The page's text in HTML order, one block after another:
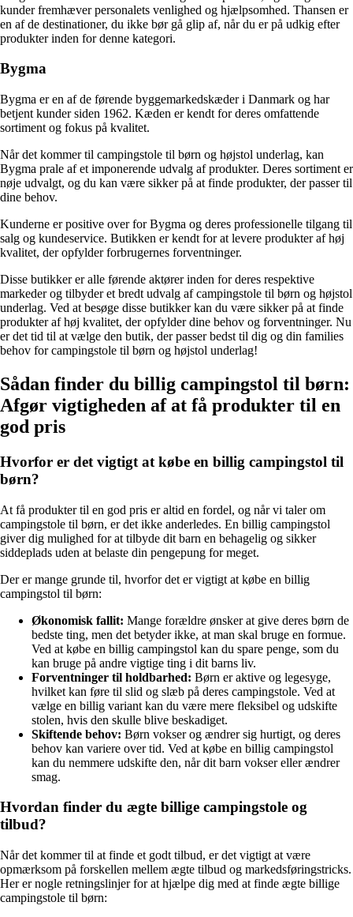
kunder fremhæver personalets venlighed og hjælpsomhed. Thansen er
en af de destinationer, du ikke bør gå glip af, når du er på udkig efter
produkter inden for denne kategori.
Bygma
Bygma er en af de førende byggemarkedskæder i Danmark og har
betjent kunder siden 1962. Kæden er kendt for deres omfattende
sortiment og fokus på kvalitet.
Når det kommer til campingstole til børn og højstol underlag, kan
Bygma prale af et imponerende udvalg af produkter. Deres sortiment er
nøje udvalgt, og du kan være sikker på at finde produkter, der passer til
dine behov.
Kunderne er positive over for Bygma og deres professionelle tilgang til
salg og kundeservice. Butikken er kendt for at levere produkter af høj
kvalitet, der opfylder forbrugernes forventninger.
Disse butikker er alle førende aktører inden for deres respektive
markeder og tilbyder et bredt udvalg af campingstole til børn og højstol
underlag. Ved at besøge disse butikker kan du være sikker på at finde
produkter af høj kvalitet, der opfylder dine behov og forventninger. Nu
er det tid til at vælge den butik, der passer bedst til dig og din families
behov for campingstole til børn og højstol underlag!
Sådan finder du billig campingstol til børn:
Afgør vigtigheden af at få produkter til en
god pris
Hvorfor er det vigtigt at købe en billig campingstol til
børn?
At få produkter til en god pris er altid en fordel, og når vi taler om
campingstole til børn, er det ikke anderledes. En billig campingstol
giver dig mulighed for at tilbyde dit barn en behagelig og sikker
siddeplads uden at belaste din pengepung for meget.
Der er mange grunde til, hvorfor det er vigtigt at købe en billig
campingstol til børn:
Økonomisk fallit: Mange forældre ønsker at give deres børn de
bedste ting, men det betyder ikke, at man skal bruge en formue.
Ved at købe en billig campingstol kan du spare penge, som du
kan bruge på andre vigtige ting i dit barns liv.
Forventninger til holdbarhed: Børn er aktive og legesyge,
hvilket kan føre til slid og slæb på deres campingstole. Ved at
vælge en billig variant kan du være mere fleksibel og udskifte
stolen, hvis den skulle blive beskadiget.
Skiftende behov: Børn vokser og ændrer sig hurtigt, og deres
behov kan variere over tid. Ved at købe en billig campingstol
kan du nemmere udskifte den, når dit barn vokser eller ændrer
smag.
Hvordan finder du ægte billige campingstole og
tilbud?
Når det kommer til at finde et godt tilbud, er det vigtigt at være
opmærksom på forskellen mellem ægte tilbud og markedsføringstricks.
Her er nogle retningslinjer for at hjælpe dig med at finde ægte billige
campingstole til børn: